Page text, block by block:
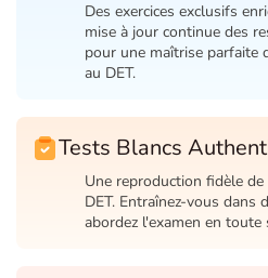
Des exercices exclusifs
mise à jour continue des
pour une maîtrise parfaite
au DET.
Tests Blancs
Une reproduction fidèle
DET. Entraînez-vous dans
abordez l'examen en toute